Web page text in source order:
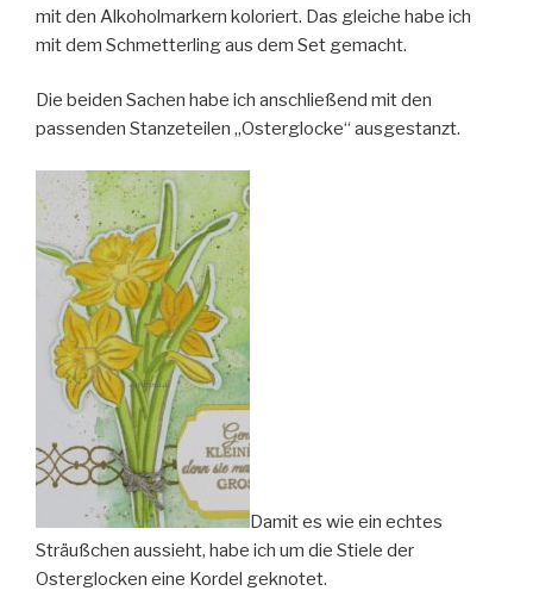
mit den Alkoholmarkern koloriert. Das gleiche habe ich
mit dem Schmetterling aus dem Set gemacht.
Die beiden Sachen habe ich anschließend mit den
passenden Stanzeteilen „Osterglocke“ ausgestanzt.
Damit es wie ein echtes
Sträußchen aussieht, habe ich um die Stiele der
Osterglocken eine Kordel geknotet.